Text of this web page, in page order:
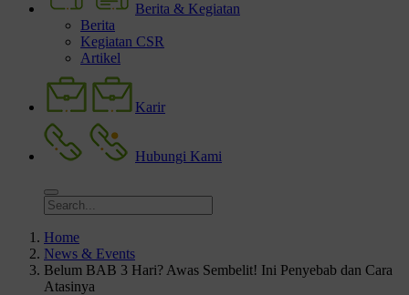
Berita & Kegiatan
Berita
Kegiatan CSR
Artikel
Karir
Hubungi Kami
Home
News & Events
Belum BAB 3 Hari? Awas Sembelit! Ini Penyebab dan Cara
Atasinya